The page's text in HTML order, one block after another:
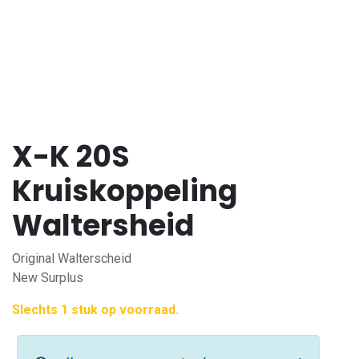
X-K 20S
Kruiskoppeling
Waltersheid
Original Walterscheid
New Surplus
Slechts 1 stuk op voorraad.